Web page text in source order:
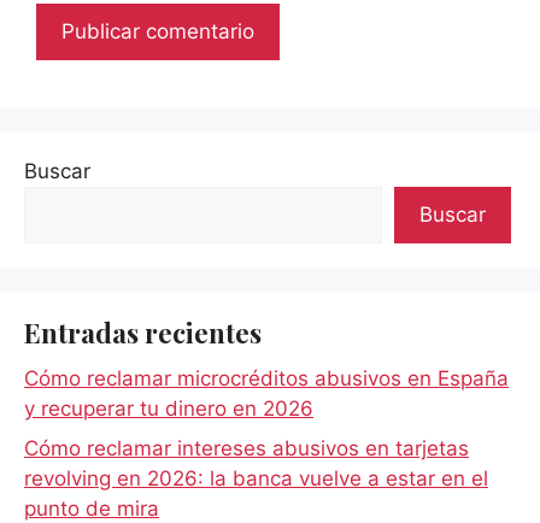
Buscar
Buscar
Entradas recientes
Cómo reclamar microcréditos abusivos en España
y recuperar tu dinero en 2026
Cómo reclamar intereses abusivos en tarjetas
revolving en 2026: la banca vuelve a estar en el
punto de mira